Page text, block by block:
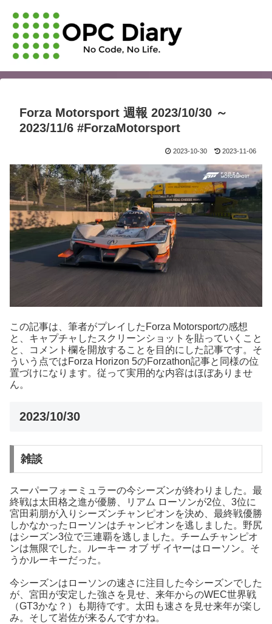
Forza Motorsport 週報 2023/10/30 ～
2023/11/6 #ForzaMotorsport
2023-10-30 2023-11-06
この記事は、筆者がプレイしたForza Motorsportの感想
と、キャプチャしたスクリーンショットを貼っていくこと
と、コメント欄を開放することを目的にした記事です。そ
ういう点ではForza Horizon 5のForzathon記事と同様の位
置づけになります。従って実用的な内容はほぼありませ
ん。
2023/10/30
雑談
スーパーフォーミュラーの今シーズンが終わりました。最
終戦は太田格之進が優勝、リアム ローソンが2位、3位に
宮田莉朋が入りシーズンチャンピオンを決め、最終戦優勝
しかなかったローソンはチャンピオンを逃しました。野尻
はシーズン3位で三連覇を逃しました。チームチャンピオ
ンは無限でした。ルーキー オブ ザ イヤーはローソン。そ
うかルーキーだった。
今シーズンはローソンの速さに注目した今シーズンでした
が、宮田が安定した強さを見せ、来年からのWEC世界戦
（GT3かな？）も期待です。太田も速さを見せ来年が楽し
み。そして岩佐が来るんですかね。